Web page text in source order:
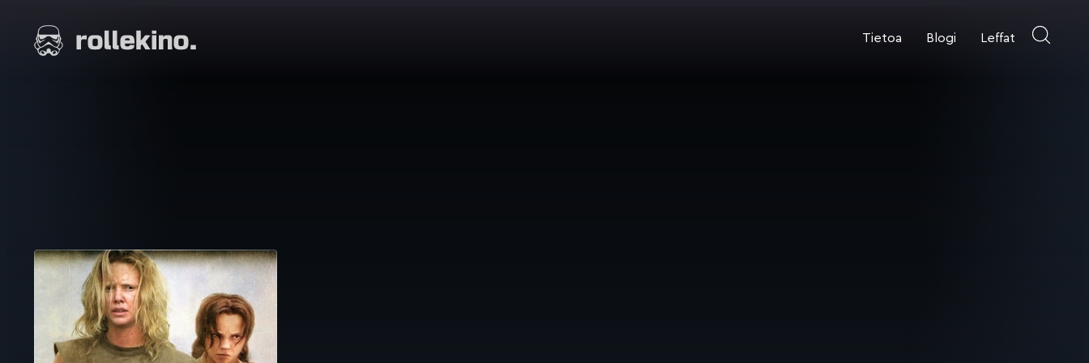
suoraan
sisältöön
Elokuvat ja elokuva-arviot | Rollekino.fi
Tietoa Blogi Leffat